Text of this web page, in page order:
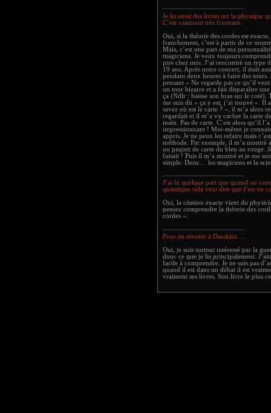
Je lis aussi des livres sur la physique
C’est vraiment très frustrant.
Oui, si la théorie des cordes est
franchement, c’est à partir de ce
Mais, c’est une part de ma
magiciens. Je veux toujours
pire chez moi. J’ai rencontré un type
19 ans. Après notre concert, il était
pendant deux heures à faire des
pensant « Ne regarde pas ce qu’il
un tour bizarre et a fait disparaître une
ça (Ndlr : baisse son bras sur le
me suis dit « ça y est, j’ai trouvé ». Il
savez où est le carte ? », il m’a alors
regardait et il m’a vu cacher la carte
main. Pas de carte. C’est alors qu’il
impressionnant ! Moi-même je
appris. Je ne peux les refaire mais
méthode. Par exemple, il m’a montré
un paquet de carte du bleu au rouge.
faisait ! Puis il m’a montré et je me
simple. Donc… les magiciens et la
J’ai lu quelque part que quand on
quantique cela veut dire que l’on ne
Oui, la citation exacte vient du
pensez comprendre la théorie des
cordes ».
Pour en revenir à Dawkins …
Oui, je suis surtout intéressé par la
donc ce que je lis principalement.
facile à comprendre. Je ne suis pas
quand il est dans un débat il est
vraiment ses livres. Son livre le plus